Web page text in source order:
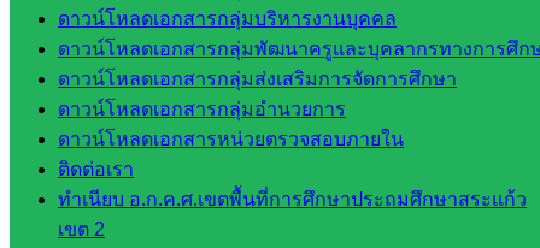
ดาวน์โหลดเอกสารกลุ่มบริหารงานบุคคล
ดาวน์โหลดเอกสารกลุ่มพัฒนาครูและบุคลากรทางการศึก
ดาวน์โหลดเอกสารกลุ่มส่งเสริมการจัดการศึกษา
ดาวน์โหลดเอกสารกลุ่มอำนวยการ
ดาวน์โหลดเอกสารหน่วยตรวจสอบภายใน
ติดต่อเรา
ทำเนียบ อ.ก.ค.ศ.เขตพื้นที่การศึกษาประถมศึกษาสระแก้ว
เขต 2
เว็บไซต์
หลักสูตร
ต้าน
ทุจริต
ห้อง
นิเทศ
ศน.นิพนธ์
พรมพิไล